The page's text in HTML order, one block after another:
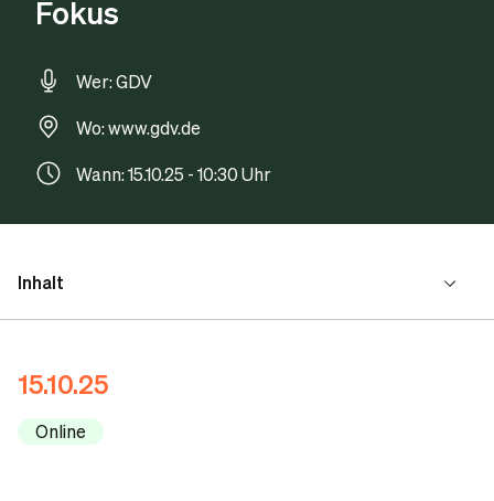
Fokus
Wer: GDV
Wo: www.gdv.de
Wann: 15.10.25 - 10:30 Uhr
Inhalt
Ansprechpartner
15.10.25
Online